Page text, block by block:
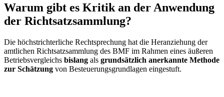
Warum gibt es Kritik an der Anwendung
der Richtsatzsammlung?
Die höchstrichterliche Rechtsprechung hat die Heranziehung der
amtlichen Richtsatzsammlung des BMF im Rahmen eines äußeren
Betriebsvergleichs bislang als grundsätzlich anerkannte Methode
zur Schätzung von Besteuerungsgrundlagen eingestuft.